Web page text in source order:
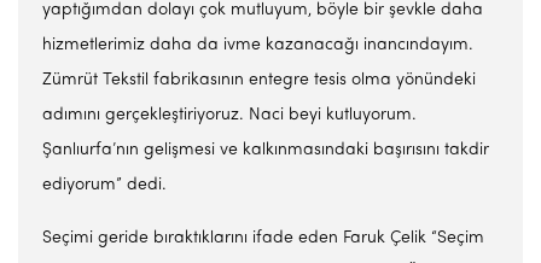
yaptığımdan dolayı çok mutluyum, böyle bir şevkle daha
hizmetlerimiz daha da ivme kazanacağı inancındayım.
Zümrüt Tekstil fabrikasının entegre tesis olma yönündeki
adımını gerçekleştiriyoruz. Naci beyi kutluyorum.
Şanlıurfa’nın gelişmesi ve kalkınmasındaki başırısını takdir
ediyorum” dedi.
Seçimi geride bıraktıklarını ifade eden Faruk Çelik “Seçim